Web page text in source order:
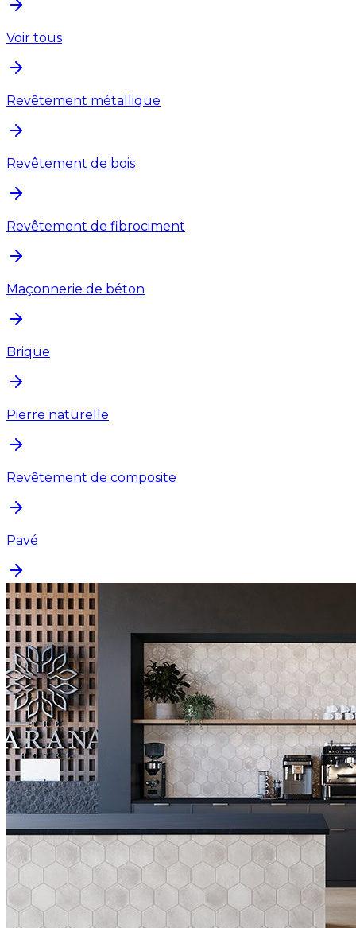
Voir tous
Revêtement métallique
Revêtement de bois
Revêtement de fibrociment
Maçonnerie de béton
Brique
Pierre naturelle
Revêtement de composite
Pavé